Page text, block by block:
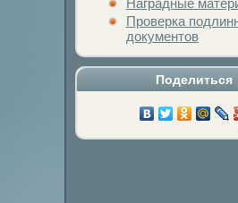
Наградные
Проверка
документов
Поделиться
Нажми на